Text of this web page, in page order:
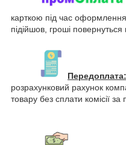
карткою під час
підійшов, гроші повернуться
Передоплата:
розрахунковий рахунок
товару без сплати комісії